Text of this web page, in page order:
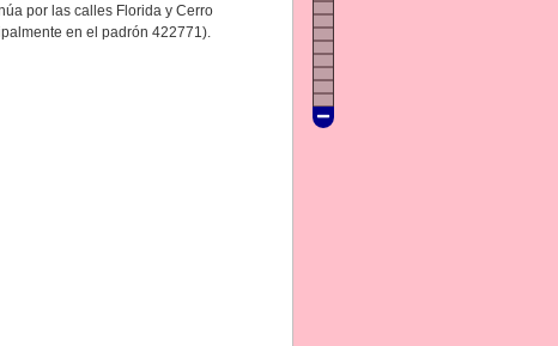
por las calles Florida y Cerro
en el padrón 422771).